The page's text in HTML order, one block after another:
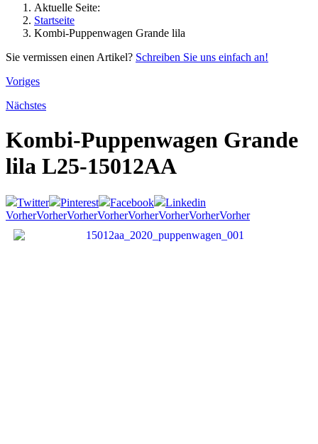
Aktuelle Seite:
Startseite
Kombi-Puppenwagen Grande lila
Sie vermissen einen Artikel? Schreiben Sie uns einfach an!
Voriges
Nächstes
Kombi-Puppenwagen Grande
lila L25-15012AA
Twitter Pinterest Facebook
Linkedin
VorherVorherVorherVorherVorherVorherVorherVorher